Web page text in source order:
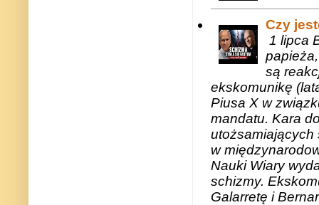
Czy
1 lipca
są
ekskomunikę
Piusa X w
mandatu. Kara
utożsamiających
w
Nauki Wiary
schizmy.
Galarretę i